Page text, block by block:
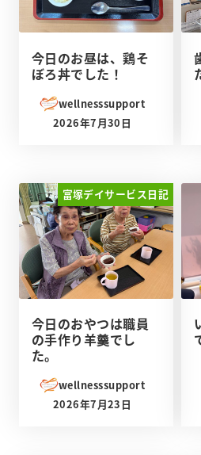
今日のお昼は、鶏そ
ぼろ丼でした！
wellnesssupport
投稿日
2026年7月30日
富塚デイサービス日記
今日のおやつは職員
の手作り羊羹でし
た。
wellnesssupport
投稿日
2026年7月23日